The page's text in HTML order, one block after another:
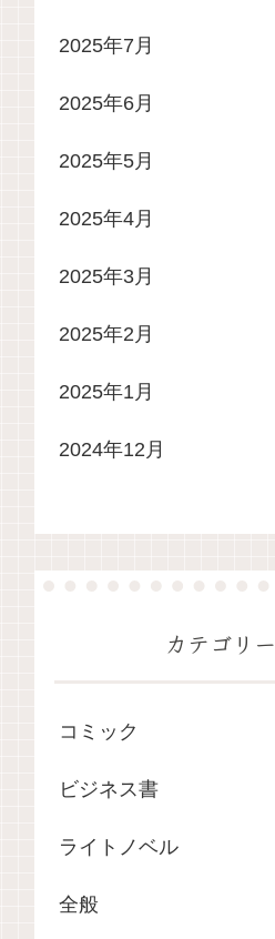
2025年7月
2025年6月
2025年5月
2025年4月
2025年3月
2025年2月
2025年1月
2024年12月
カテゴリー
コミック
ビジネス書
ライトノベル
全般